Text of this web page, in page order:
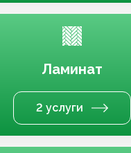
Ламинат
2 услуги